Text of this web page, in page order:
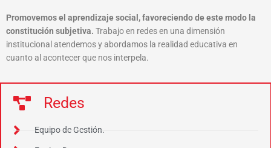
Promovemos el aprendizaje social, favoreciendo de este modo la
constitución subjetiva. Trabajo en redes en una dimensión
institucional atendemos y abordamos la realidad educativa en
cuanto al acontecer que nos interpela.
Redes
Equipo de Gestión.